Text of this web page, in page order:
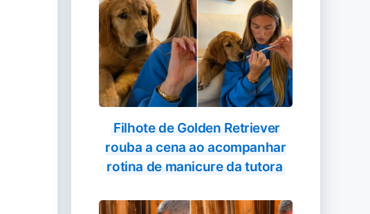
Filhote de Golden Retriever
rouba a cena ao acompanhar
rotina de manicure da tutora